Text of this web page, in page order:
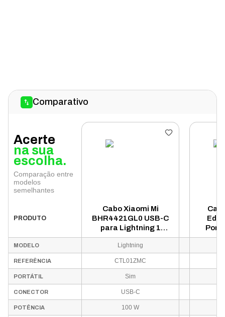
Comparativo
Acerte
na sua
escolha.
Comparação entre
modelos
semelhantes
PRODUTO
Cabo Xiaomi Mi
BHR4421GL0 USB-C
para Lightning 1
Metro - Branco
MODELO Lightning
REFERÊNCIA CTL01ZMC
PORTÁTIL Sim
CONECTOR USB-C
POTÊNCIA 100 W